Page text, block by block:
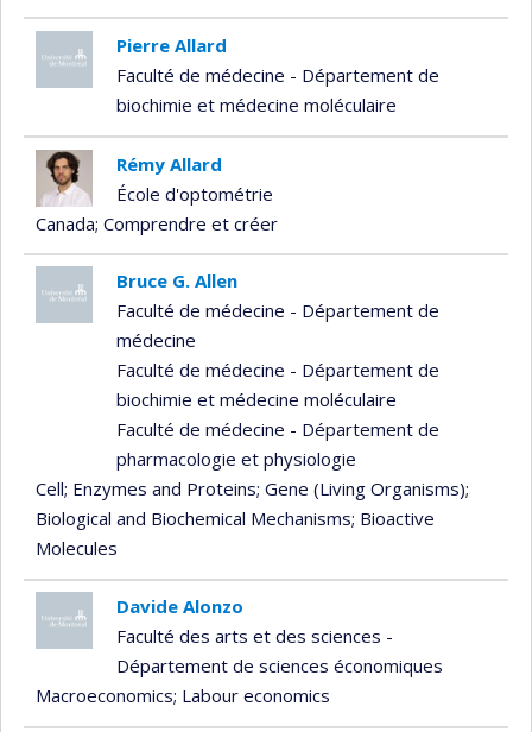
Pierre Allard
Faculté de médecine - Département de
biochimie et médecine moléculaire
Rémy Allard
École d'optométrie
Canada; Comprendre et créer
Bruce G. Allen
Faculté de médecine - Département de
médecine
Faculté de médecine - Département de
biochimie et médecine moléculaire
Faculté de médecine - Département de
pharmacologie et physiologie
Cell; Enzymes and Proteins; Gene (Living Organisms);
Biological and Biochemical Mechanisms; Bioactive
Molecules
Davide Alonzo
Faculté des arts et des sciences -
Département de sciences économiques
Macroeconomics; Labour economics